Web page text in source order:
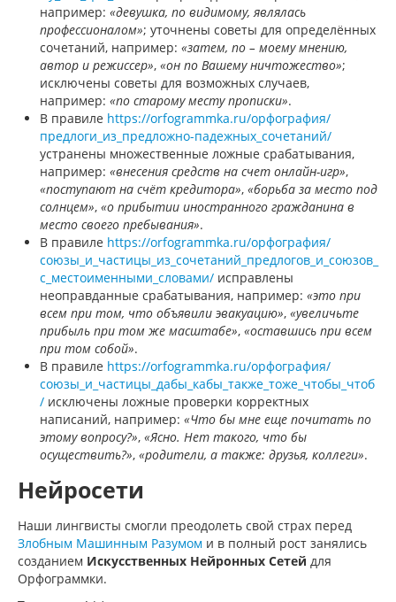
например: «девушка, по видимому, являлась
профессионалом»; уточнены советы для определённых
сочетаний, например: «затем, по – моему мнению,
автор и режиссер», «он по Вашему ничтожество»;
исключены советы для возможных случаев,
например: «по старому месту прописки».
В правиле https://orfogrammka.ru/орфография/
предлоги_из_предложно-падежных_сочетаний/
устранены множественные ложные срабатывания,
например: «внесения средств на счет онлайн-игр»,
«поступают на счёт кредитора», «борьба за место под
солнцем», «о прибытии иностранного гражданина в
место своего пребывания».
В правиле https://orfogrammka.ru/орфография/
союзы_и_частицы_из_сочетаний_предлогов_и_союзов_
с_местоименными_словами/ исправлены
неоправданные срабатывания, например: «это при
всем при том, что объявили эвакуацию», «увеличьте
прибыль при том же масштабе», «оставшись при всем
при том собой».
В правиле https://orfogrammka.ru/орфография/
союзы_и_частицы_дабы_кабы_также_тоже_чтобы_чтоб
/ исключены ложные проверки корректных
написаний, например: «Что бы мне еще почитать по
этому вопросу?», «Ясно. Нет такого, что бы
осуществить?», «родители, а также: друзья, коллеги».
Нейросети
Наши лингвисты смогли преодолеть свой страх перед
Злобным Машинным Разумом и в полный рост занялись
созданием Искусственных Нейронных Сетей для
Орфограммки.